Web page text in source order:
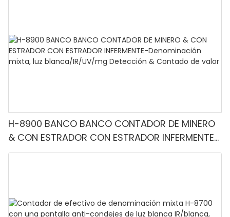
H-8900 BANCO BANCO CONTADOR DE MINERO
& CON ESTRADOR CON ESTRADOR INFERMENTE-
Denominación mixta, luz blanca/IR/UV/mg